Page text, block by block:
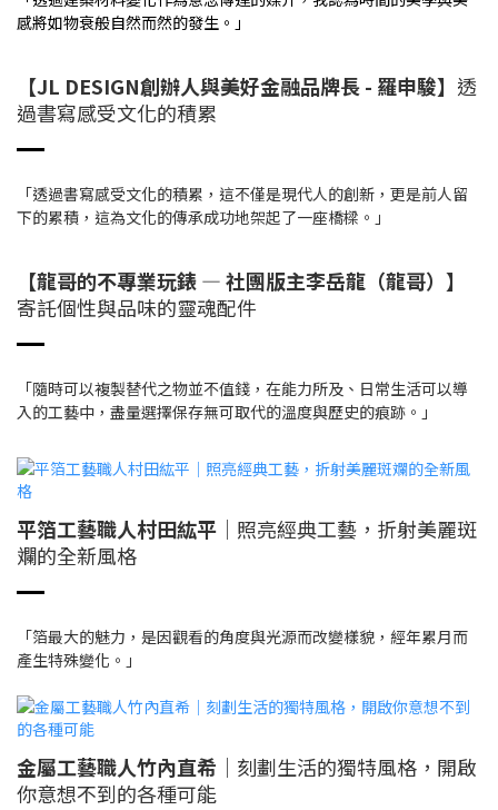
感將如物衰般自然而然的發生。」
【JL DESIGN創辦人與美好金融品牌長 - 羅申駿】 透
過書寫感受文化的積累
「透過書寫感受文化的積累，這不僅是現代人的創新，更是前人留
下的累積，這為文化的傳承成功地架起了一座橋樑。」
【龍哥的不專業玩錶 — 社團版主李岳龍（龍哥）】
寄託個性與品味的靈魂配件
「隨時可以複製替代之物並不值錢，在能力所及、日常生活可以導
入的工藝中，盡量選擇保存無可取代的溫度與歷史的痕跡。」
平箔工藝職人村田紘平 │照亮經典工藝，折射美麗斑
斕的全新風格
「箔最大的魅力，是因觀看的角度與光源而改變樣貌，經年累月而
產生特殊變化。」
金屬工藝職人竹內直希 │刻劃生活的獨特風格，開啟
你意想不到的各種可能